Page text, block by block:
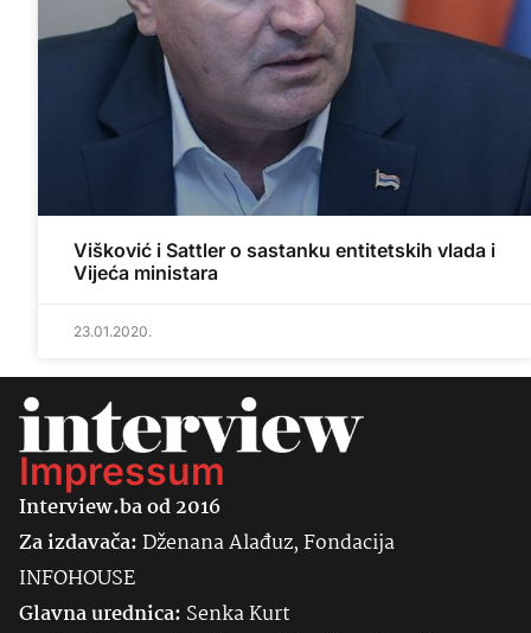
Višković i Sattler o sastanku entitetskih vlada i
Vijeća ministara
23.01.2020.
Impressum
Interview.ba od 2016
Za izdavača:Dženana Alađuz, Fondacija
INFOHOUSE
Glavna urednica: SenkaKurt